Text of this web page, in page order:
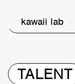
kawaii lab
TALENT